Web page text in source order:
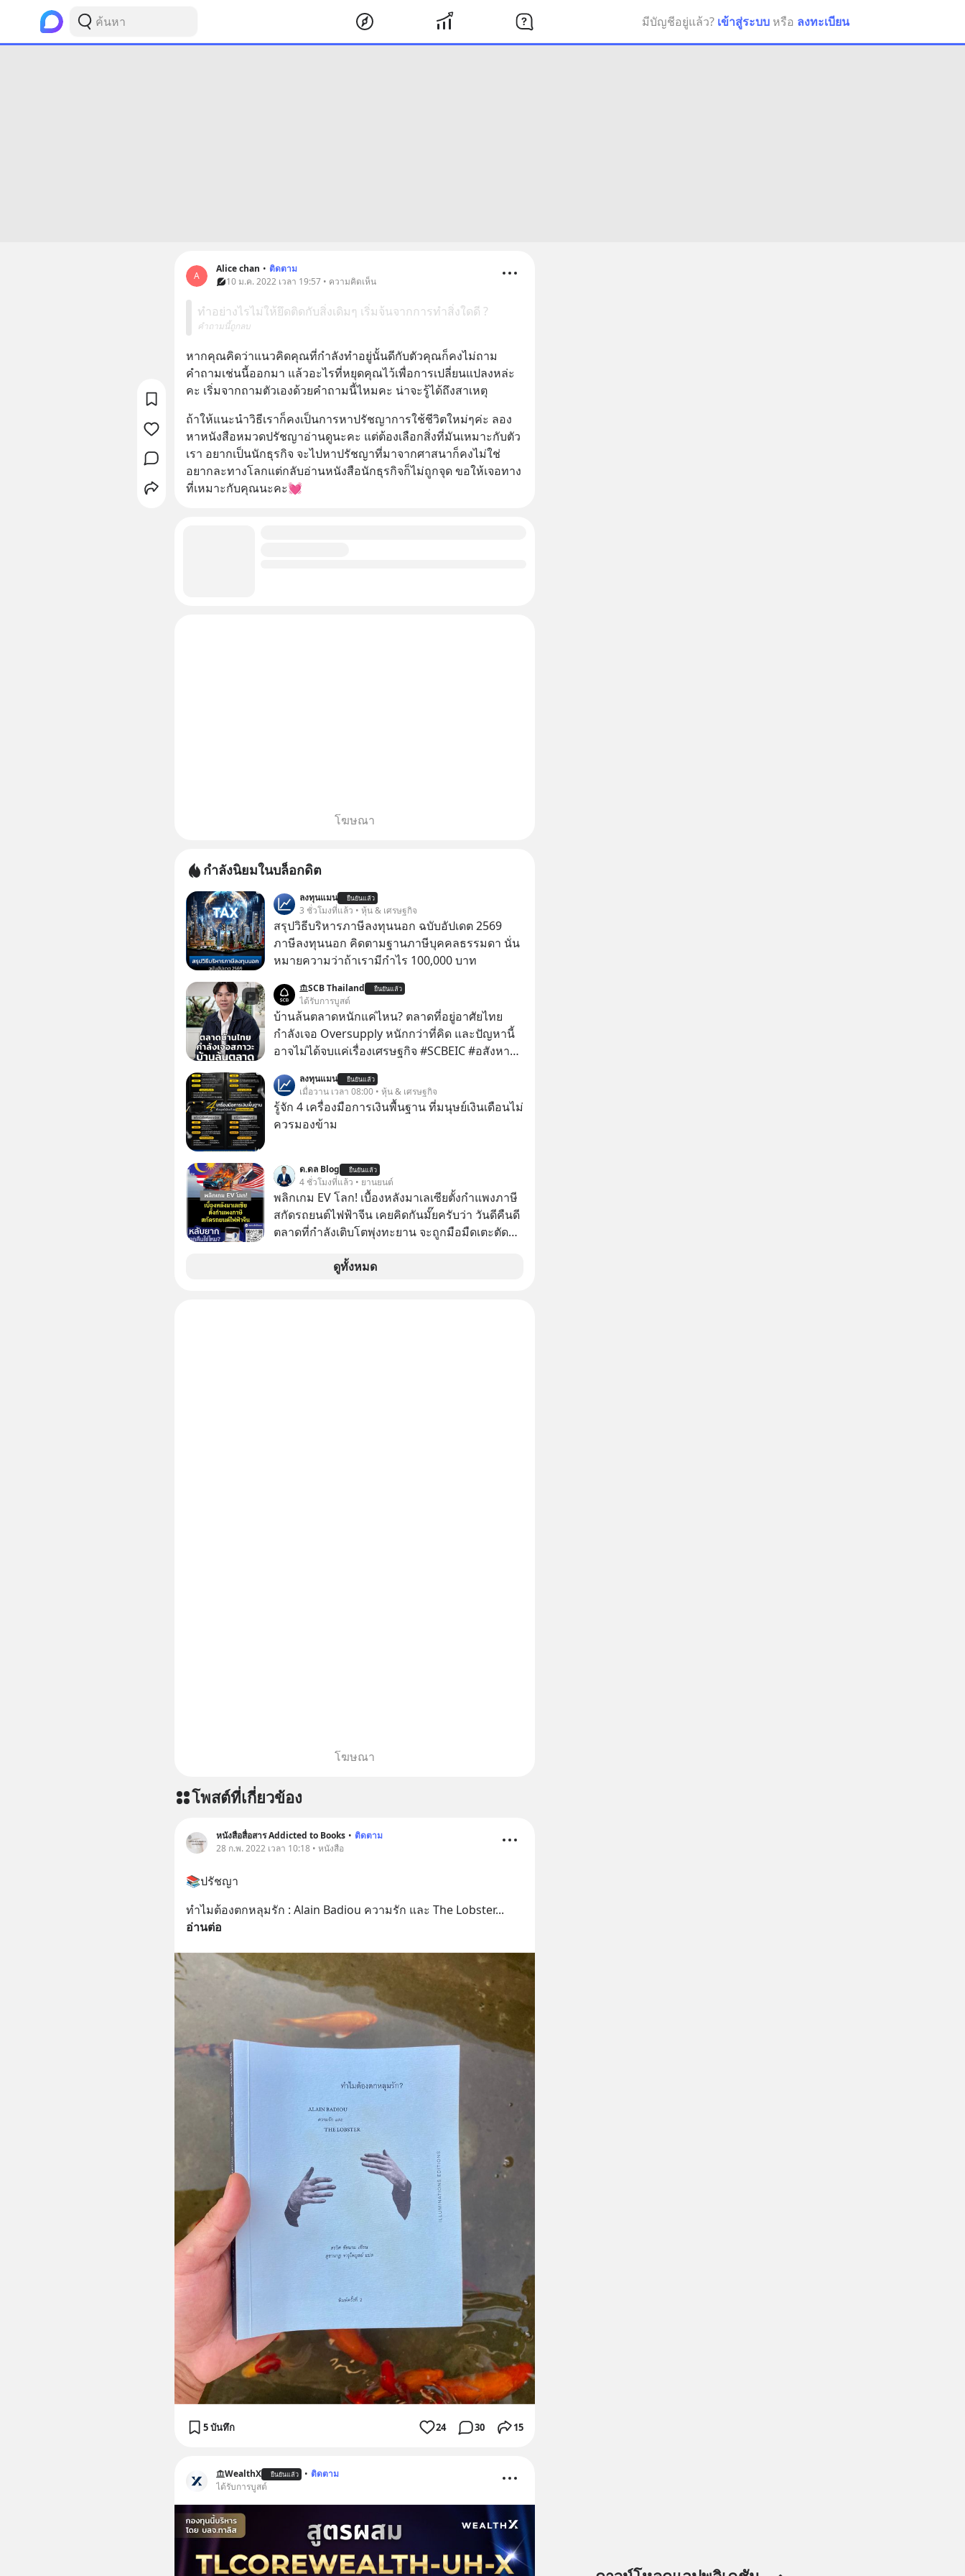
มีบัญชีอยู่แล้ว? เข้าสู่ระบบ หรือ ลงทะเบียน
A
Alice chan • ติดตาม
10 ม.ค. 2022 เวลา 19:57 • ความคิดเห็น
ทำอย่างไรไม่ให้ยึดติดกับสิ่งเดิมๆ เริ่มจ้นจากการทำสิ่งใดดี ?
คำถามนี้ถูกลบ
หากคุณคิดว่าแนวคิดคุณที่กำลังทำอยู่นั้นดีกับตัวคุณก็คงไม่ถาม
คำถามเช่นนี้ออกมา แล้วอะไรที่หยุดคุณไว้เพื่อการเปลี่ยนแปลงหล่ะ
คะ เริ่มจากถามตัวเองด้วยคำถามนี้ไหมคะ น่าจะรู้ได้ถึงสาเหตุ
ถ้าให้แนะนำวิธีเราก็คงเป็นการหาปรัชญาการใช้ชีวิตใหม่ๆค่ะ ลอง
หาหนังสือหมวดปรัชญาอ่านดูนะคะ แต่ต้องเลือกสิ่งที่มันเหมาะกับตัว
เรา อยากเป็นนักธุรกิจ จะไปหาปรัชญาที่มาจากศาสนาก็คงไม่ใช่
อยากละทางโลกแต่กลับอ่านหนังสือนักธุรกิจก็ไม่ถูกจุด ขอให้เจอทาง
ที่เหมาะกับคุณนะคะ💓
โฆษณา
กำลังนิยมในบล็อกดิต
ลงทุนแมน ยืนยันแล้ว
3 ชั่วโมงที่แล้ว • หุ้น & เศรษฐกิจ
สรุปวิธีบริหารภาษีลงทุนนอก ฉบับอัปเดต 2569
ภาษีลงทุนนอก คิดตามฐานภาษีบุคคลธรรมดา นั่น
หมายความว่าถ้าเรามีกำไร 100,000 บาท
SCB Thailand ยืนยันแล้ว
ได้รับการบูสต์
บ้านล้นตลาดหนักแค่ไหน? ตลาดที่อยู่อาศัยไทย
กำลังเจอ Oversupply หนักกว่าที่คิด และปัญหานี้
อาจไม่ได้จบแค่เรื่องเศรษฐกิจ #SCBEIC #อสังหา
#SCBThailand สามารถดูคลิปที่ youtube ประกอบ
ได้ที่ link : https://youtube.com/shorts/-
xU9gYcfVJk?feature=share
ลงทุนแมน ยืนยันแล้ว
เมื่อวาน เวลา 08:00 • หุ้น & เศรษฐกิจ
รู้จัก 4 เครื่องมือการเงินพื้นฐาน ที่มนุษย์เงินเดือนไม่
ควรมองข้าม
ด.ดล Blog ยืนยันแล้ว
4 ชั่วโมงที่แล้ว • ยานยนต์
พลิกเกม EV โลก! เบื้องหลังมาเลเซียตั้งกำแพงภาษี
สกัดรถยนต์ไฟฟ้าจีน เคยคิดกันมั๊ยครับว่า วันดีคืนดี
ตลาดที่กำลังเติบโตพุ่งทะยาน จะถูกมือมืดเตะตัดขา
ดูทั้งหมด
โฆษณา
โพสต์ที่เกี่ยวข้อง
หนังสือสื่อสาร Addicted to Books • ติดตาม
28 ก.พ. 2022 เวลา 10:18 • หนังสือ
📚ปรัชญา
ทำไมต้องตกหลุมรัก : Alain Badiou ความรัก และ The Lobster
อ่านต่อ
5 บันทึก 24 30 15
WealthX ยืนยันแล้ว • ติดตาม
ได้รับการบูสต์